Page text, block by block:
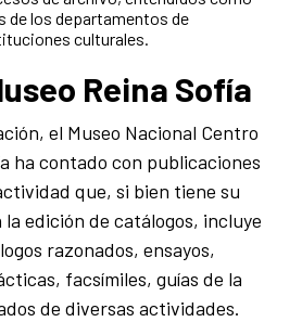
de los departamentos de
culturales.
Reina Sofía
el Museo Nacional Centro
ha contado con publicaciones
que, si bien tiene su
la edición de catálogos, incluye
razonados, ensayos,
facsímiles, guías de la
de diversas actividades.